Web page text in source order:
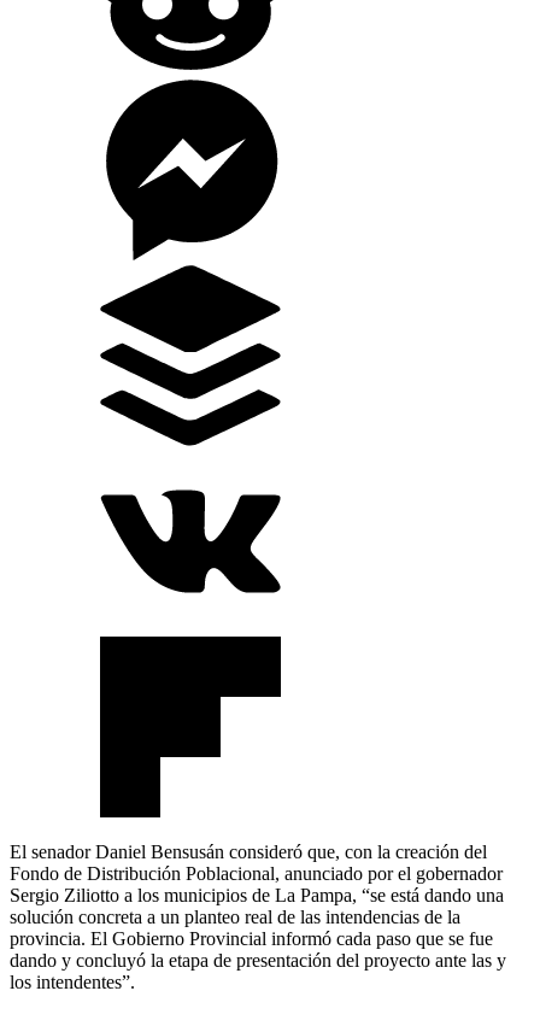
El senador Daniel Bensusán consideró que, con la creación del
Fondo de Distribución Poblacional, anunciado por el gobernador
Sergio Ziliotto a los municipios de La Pampa, “se está dando una
solución concreta a un planteo real de las intendencias de la
provincia. El Gobierno Provincial informó cada paso que se fue
dando y concluyó la etapa de presentación del proyecto ante las y
los intendentes”.